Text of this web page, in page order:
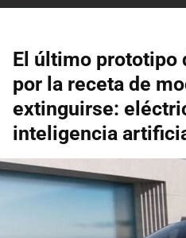
El último prototipo
por la receta de
extinguirse:
inteligencia